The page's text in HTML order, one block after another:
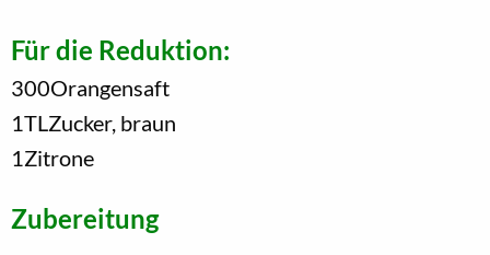
Für die Reduktion:
300Orangensaft
1TL Zucker, braun
1 Zitrone
Zubereitung